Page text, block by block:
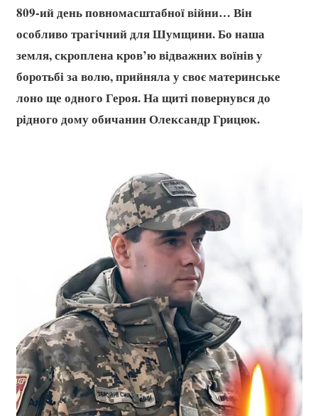
809-ий день повномасштабної війни… Він
особливо трагічний для Шумщини. Бо наша
земля, скроплена кров’ю відважних воїнів у
боротьбі за волю, прийняла у своє материнське
лоно ще одного Героя. На щиті повернувся до
рідного дому обичанин Олександр Грицюк.